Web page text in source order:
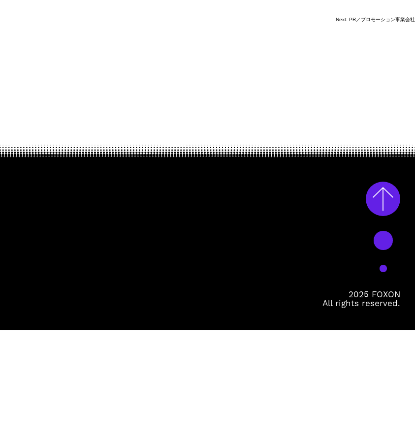
Next: PR／プロモーション事業会社
2025 FOXON
All rights reserved.